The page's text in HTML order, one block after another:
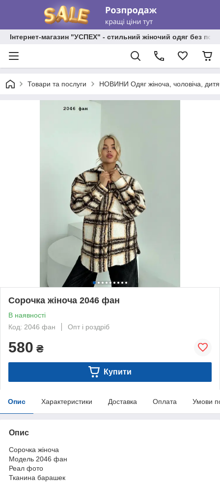
Інтернет-магазин "УСПЕХ" - стильний жіночий одяг без
Товари та послуги НОВИНИ Одяг жіноча, чоловіча,
Сорочка жіноча 2046 фан
В наявності
Код: 2046 фан
Опт і роздріб
580 ₴
Купити
Опис Характеристики Доставка Оплата Умови
Опис
Сорочка жіноча
Модель 2046 фан
Реал фото
Тканина барашек